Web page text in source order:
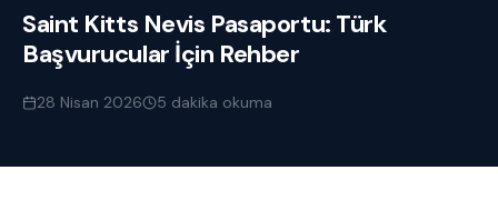
Saint Kitts Nevis Pasaportu: Türk
Başvurucular İçin Rehber
28 Nisan 2026 5 dakika okuma